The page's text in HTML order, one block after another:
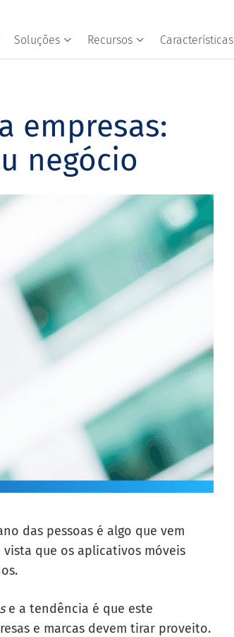
Soluções Recursos Características
empresas:
negócio
das pessoas é algo que vem
que os aplicativos móveis
e a tendência é que este
e marcas devem tirar proveito.